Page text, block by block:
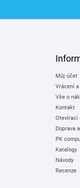
Můj účet
Vrácení
Vše o
Kontakt
Otevírací
Doprava
PK
Katalogy
Návody
Recenze